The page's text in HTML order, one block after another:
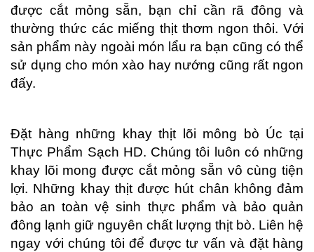
được cắt mỏng sẵn, bạn chỉ cần rã đông và
thường thức các miếng thịt thơm ngon thôi. Với
sản phẩm này ngoài món lẩu ra bạn cũng có thể
sử dụng cho món xào hay nướng cũng rất ngon
đấy.
Đặt hàng những khay thịt lõi mông bò Úc tại
Thực Phẩm Sạch HD. Chúng tôi luôn có những
khay lõi mong được cắt mỏng sẵn vô cùng tiện
lợi. Những khay thịt được hút chân không đảm
bảo an toàn vệ sinh thực phẩm và bảo quản
đông lạnh giữ nguyên chất lượng thịt bò. Liên hệ
ngay với chúng tôi để được tư vấn và đặt hàng